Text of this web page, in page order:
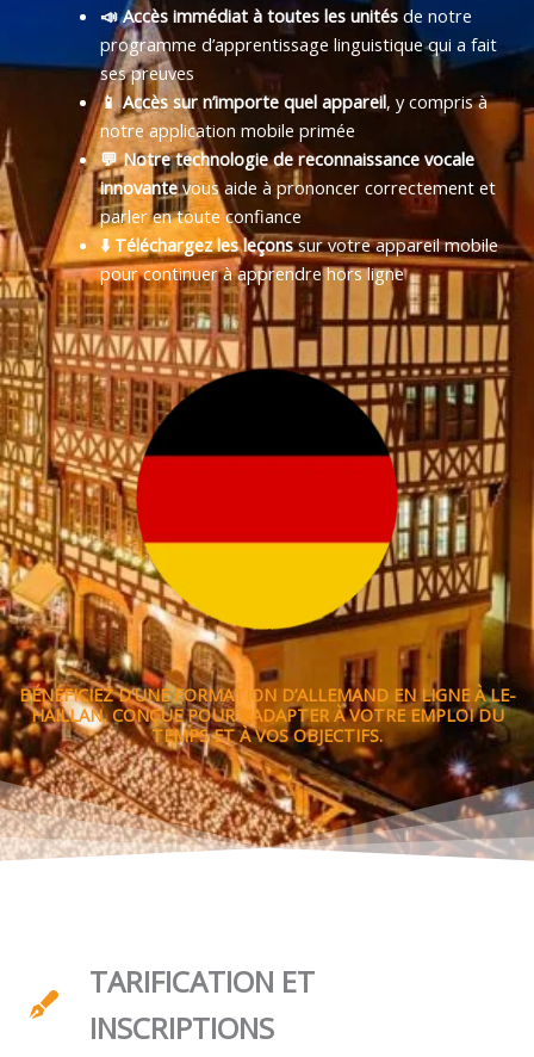
📣 Accès immédiat à toutes les unitésde notre
programme d’apprentissage linguistique qui a fait
ses preuves
📱 Accès sur n’importe quel appareil, y compris à
notre application mobile primée
💬 Notre technologie de reconnaissance vocale
innovantevous aide à prononcer correctement et
parler en toute confiance
⬇️ Téléchargez les leçonssur votre appareil mobile
pour continuer à apprendre hors ligne
BÉNÉFICIEZ D’UNE FORMATION D’ALLEMAND EN LIGNE À LE-
HAILLAN, CONÇUE POUR S’ADAPTER À VOTRE EMPLOI DU
TEMPS ET À VOS OBJECTIFS.
TARIFICATION ET
INSCRIPTIONS